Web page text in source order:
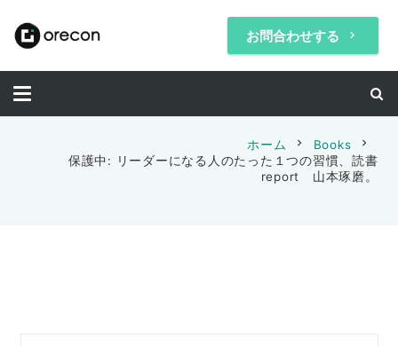
お問合わせする keyboard_arrow_right
ホーム chevron_right Books chevron_right
保護中: リーダーになる人のたった１つの習慣、読書
report 山本琢磨。